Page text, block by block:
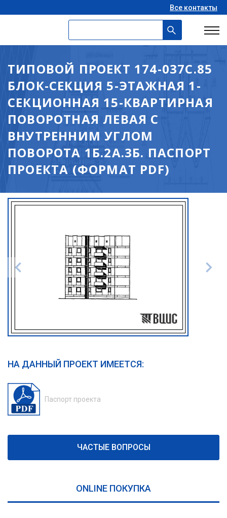
Все контакты
ТИПОВОЙ ПРОЕКТ 174-037С.85
БЛОК-СЕКЦИЯ 5-ЭТАЖНАЯ 1-
СЕКЦИОННАЯ 15-КВАРТИРНАЯ
ПОВОРОТНАЯ ЛЕВАЯ С
ВНУТРЕННИМ УГЛОМ
ПОВОРОТА 1Б.2А.3Б. ПАСПОРТ
ПРОЕКТА (ФОРМАТ PDF)
НА ДАННЫЙ ПРОЕКТ ИМЕЕТСЯ:
Паспорт проекта
ЧАСТЫЕ ВОПРОСЫ
ONLINE ПОКУПКА